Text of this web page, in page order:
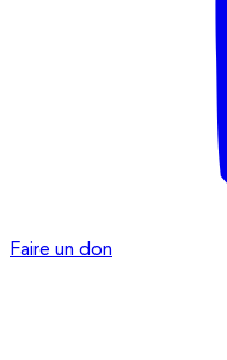
Faire un don